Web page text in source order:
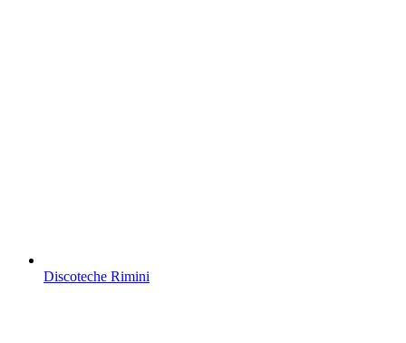
Discoteche Rimini